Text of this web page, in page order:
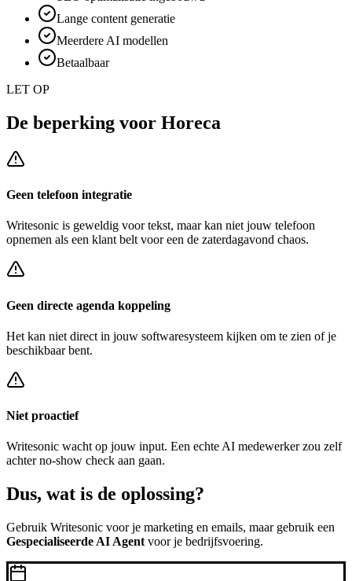
Lange content generatie
Meerdere AI modellen
Betaalbaar
LET OP
De beperking voor Horeca
Geen telefoon integratie
Writesonic is geweldig voor tekst, maar kan niet jouw telefoon
opnemen als een klant belt voor een de zaterdagavond chaos.
Geen directe agenda koppeling
Het kan niet direct in jouw softwaresysteem kijken om te zien of je
beschikbaar bent.
Niet proactief
Writesonic wacht op jouw input. Een echte AI medewerker zou zelf
achterno-show check aan gaan.
Dus, wat is de oplossing?
Gebruik Writesonic voor je marketing en emails, maar gebruik een
Gespecialiseerde AI Agent voor je bedrijfsvoering.